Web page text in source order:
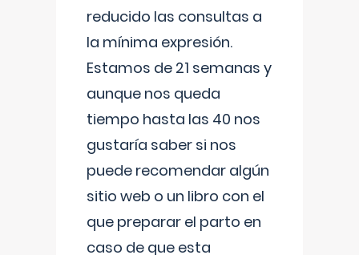
reducido las consultas a
la mínima expresión.
Estamos de 21 semanas y
aunque nos queda
tiempo hasta las 40 nos
gustaría saber si nos
puede recomendar algún
sitio web o un libro con el
que preparar el parto en
caso de que esta